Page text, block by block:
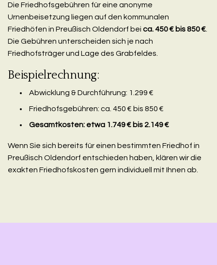
Die Friedhofsgebühren für eine anonyme
Urnenbeisetzung liegen auf den kommunalen
Friedhöfen in Preußisch Oldendorf bei ca. 450 € bis 850 €
Die Gebühren unterscheiden sich je nach
Friedhofsträger und Lage des Grabfeldes.
Beispielrechnung:
Abwicklung & Durchführung: 1.299 €
Friedhofsgebühren: ca. 450 € bis 850 €
Gesamtkosten: etwa 1.749 € bis 2.149 €
Wenn Sie sich bereits für einen bestimmten Friedhof in
Preußisch Oldendorf entschieden haben, klären wir die
exakten Friedhofskosten gern individuell mit Ihnen ab.